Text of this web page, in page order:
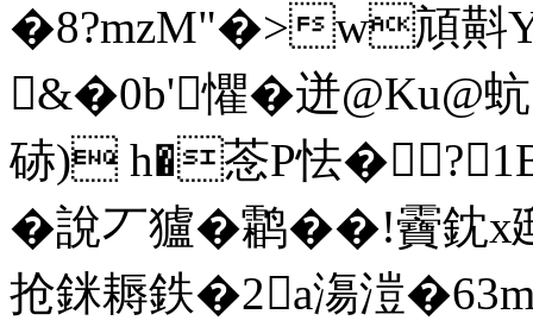
�8?mzM"�>w頏斢
&�0b'懼�迸@Ku@
硳) h�菍P怯�?
�說丆獹�鹴��!靌鈂x
抢銤耨鉄�2a漡溰